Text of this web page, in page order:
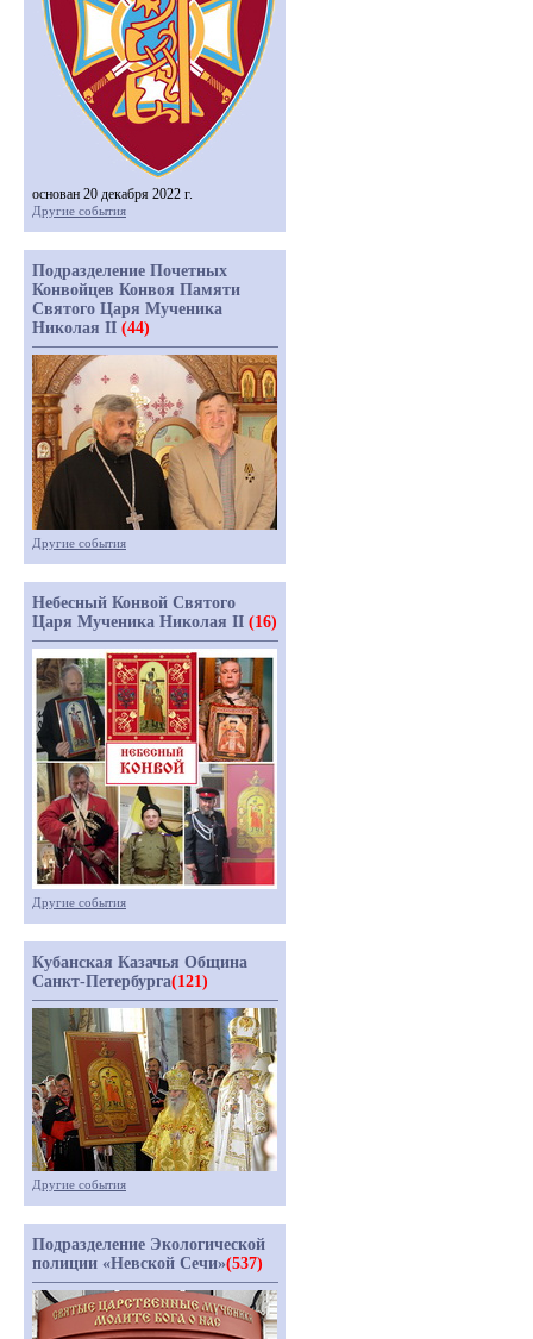
основан 20 декабря 2022 г.
Другие события
Подразделение Почетных
Конвойцев Конвоя Памяти
Святого Царя Мученика
Николая II (44)
Другие события
Небесный Конвой Святого
Царя Мученика Николая II (16)
Другие события
Кубанская Казачья Община
Санкт-Петербурга(121)
Другие события
Подразделение Экологической
полиции «Невской Сечи»(537)